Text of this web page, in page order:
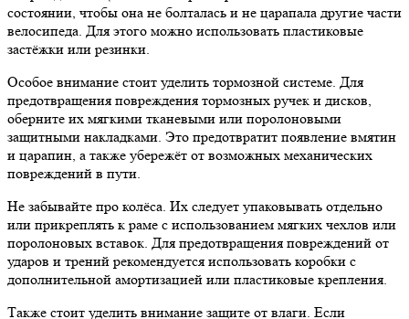
состоянии, чтобы она не болталась и не царапала другие части
велосипеда. Для этого можно использовать пластиковые
застёжки или резинки.
Особое внимание стоит уделить тормозной системе. Для
предотвращения повреждения тормозных ручек и дисков,
оберните их мягкими тканевыми или поролоновыми
защитными накладками. Это предотвратит появление вмятин
и царапин, а также убережёт от возможных механических
повреждений в пути.
Не забывайте про колёса. Их следует упаковывать отдельно
или прикреплять к раме с использованием мягких чехлов или
поролоновых вставок. Для предотвращения повреждений от
ударов и трений рекомендуется использовать коробки с
дополнительной амортизацией или пластиковые крепления.
Также стоит уделить внимание защите от влаги. Если